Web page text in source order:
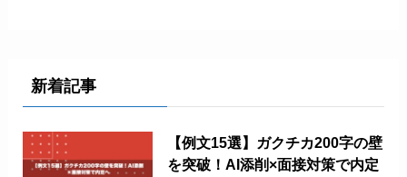
新着記事
【例文15選】ガクチカ200字の壁
を突破！AI添削×面接対策で内定